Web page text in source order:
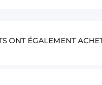
ONT ÉGALEMENT